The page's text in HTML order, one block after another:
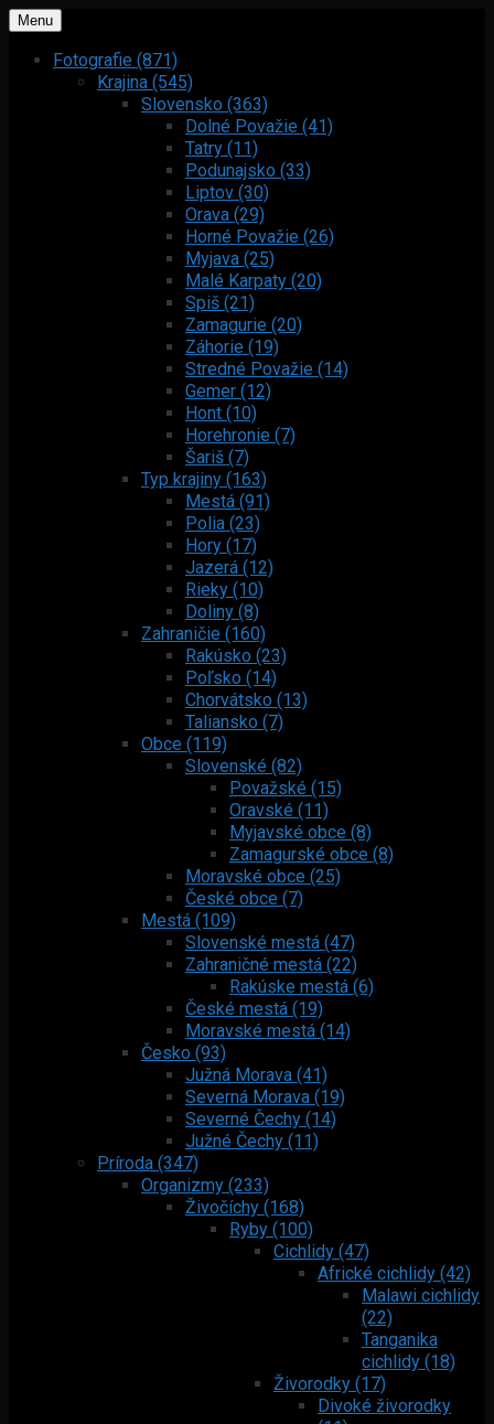
Menu
Fotografie (871)
Krajina (545)
Slovensko (363)
Dolné Považie (41)
Tatry (11)
Podunajsko (33)
Liptov (30)
Orava (29)
Horné Považie (26)
Myjava (25)
Malé Karpaty (20)
Spiš (21)
Zamagurie (20)
Záhorie (19)
Stredné Považie (14)
Gemer (12)
Hont (10)
Horehronie (7)
Šariš (7)
Typ krajiny (163)
Mestá (91)
Polia (23)
Hory (17)
Jazerá (12)
Rieky (10)
Doliny (8)
Zahraničie (160)
Rakúsko (23)
Poľsko (14)
Chorvátsko (13)
Taliansko (7)
Obce (119)
Slovenské (82)
Považské (15)
Oravské (11)
Myjavské obce (8)
Zamagurské obce (8)
Moravské obce (25)
České obce (7)
Mestá (109)
Slovenské mestá (47)
Zahraničné mestá (22)
Rakúske mestá (6)
České mestá (19)
Moravské mestá (14)
Česko (93)
Južná Morava (41)
Severná Morava (19)
Severné Čechy (14)
Južné Čechy (11)
Príroda (347)
Organizmy (233)
Živočíchy (168)
Ryby (100)
Cichlidy (47)
Africké cichlidy (42)
Malawi cichlidy
(22)
Tanganika
cichlidy (18)
Živorodky (17)
Divoké živorodky